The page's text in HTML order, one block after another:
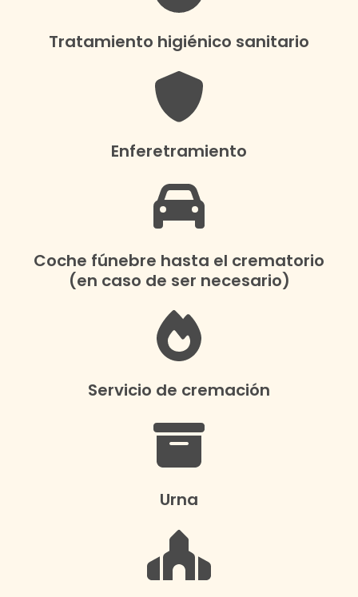
Tratamiento higiénico sanitario
Enferetramiento
Coche fúnebre hasta el crematorio
(en caso de ser necesario)
Servicio de cremación
Urna